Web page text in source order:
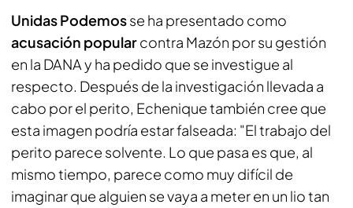
Unidas Podemosse ha presentado como
acusación popularcontra Mazón por su gestión
en la DANA y ha pedido que se investigue al
respecto. Después de la investigación llevada a
cabo por el perito, Echenique también cree que
esta imagen podría estar falseada: "El trabajo del
perito parece solvente. Lo que pasa es que, al
mismo tiempo, parece como muy difícil de
imaginar que alguien se vaya a meter en un lio tan